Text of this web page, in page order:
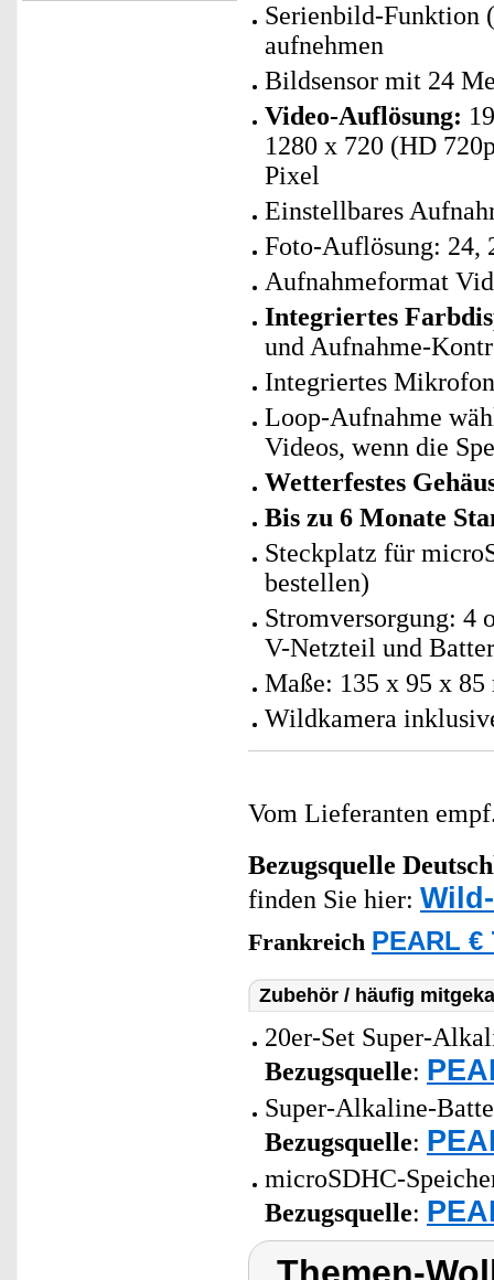
Serienbild-Funktion
aufnehmen
Bildsensor mit 24
Video-Auflösung:
1280 x 720 (HD
Pixel
Einstellbares
Foto-Auflösung: 24,
Aufnahmeformat
Integriertes
und Aufnahme-
Integriertes
Loop-Aufnahme
Videos, wenn die
Wetterfestes
Bis zu 6 Monate
Steckplatz für
bestellen)
Stromversorgung: 4
V-Netzteil und
Maße: 135 x 95 x
Wildkamera
Vom Lieferanten
Bezugsquelle
finden Sie hier:
Frankreich PEARL €
Zubehör / häufig
20er-Set Super-
Bezugsquelle:
Super-Alkaline-
Bezugsquelle:
microSDHC-
Bezugsquelle: